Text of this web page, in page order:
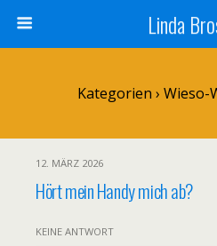
Linda
Kategorien › Wieso-
12. MÄRZ 2026
Hört mein Handy mich ab?
KEINE ANTWORT